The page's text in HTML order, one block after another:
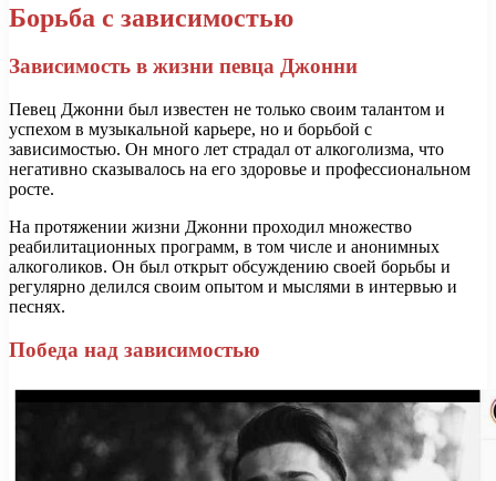
Борьба с зависимостью
Зависимость в жизни певца Джонни
Певец Джонни был известен не только своим талантом и
успехом в музыкальной карьере, но и борьбой с
зависимостью. Он много лет страдал от алкоголизма, что
негативно сказывалось на его здоровье и профессиональном
росте.
На протяжении жизни Джонни проходил множество
реабилитационных программ, в том числе и анонимных
алкоголиков. Он был открыт обсуждению своей борьбы и
регулярно делился своим опытом и мыслями в интервью и
песнях.
Победа над зависимостью